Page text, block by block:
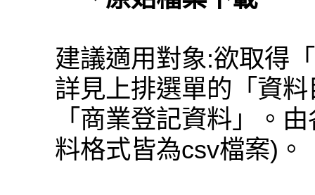
建議適用對象:欲取得
詳見上排選單的「資
「商業登記資料」。
料格式皆為csv檔案)。